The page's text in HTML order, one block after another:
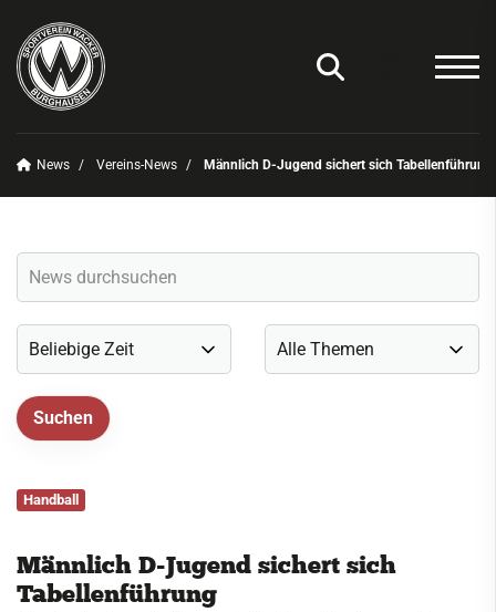
News Vereins-News Männlich D-Jugend sichert sich Tabellenführung
Handball
Männlich D-Jugend sichert sich
Tabellenführung
Vereins-News
Vereins-App/Vereinszeitung
Onlineshop
Sportdeutschland-News
Kontakt